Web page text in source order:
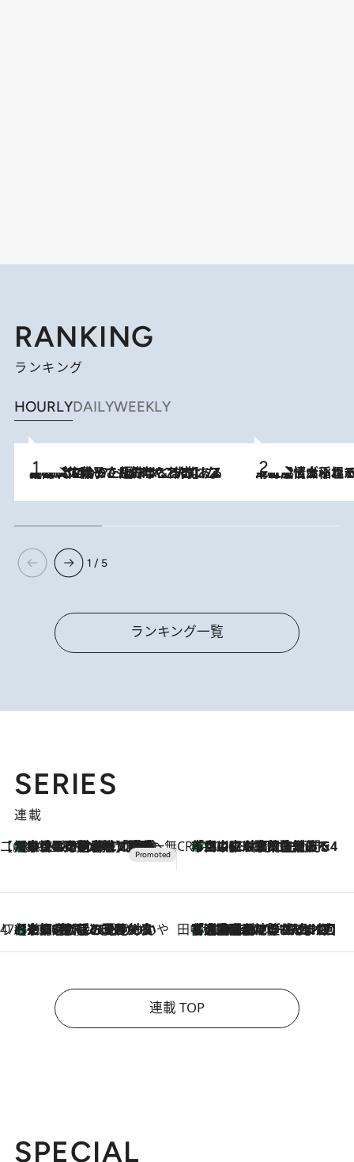
RANKING
ランキング
HOURLYDAILYWEEKLY
2026.8.5
【阿川佐和子さんの年とる力】なぜ70代で始めた趣味は“こんなに楽しい”のか？ ピアノ、俳句…スランプに陥っても続けられる“ある秘訣”とは 2026.8.5
下町風情あふれる台北屈指の人気エリア・大稲埕でセンスのいい台湾土産《ヴ
1 / 5
ランキング一覧
SERIES
連載
【CREA×星野リゾート】唯一無二。癒しと発見が待つ場所へ
2026.8.7
【トンボの足水浴】ヒノキの香りに包まれて涼感マックス！約13℃の湧水かけ流しを避暑地「星野温泉 トンボの湯」で体験 CREA'S CHOICE
2026.8.7
「立川にも歌舞伎があるんだよ」 片岡仁左衛門・市川中車ら豪華座組みで4年目の立川立飛歌舞伎へ
47都道府県の手みやげ ひんやりスイーツで夏を満喫
2026.8.7
【京都府】この夏絶対食べたい 冷やしておいしいおやつ3選 ひと口目から心を掴む新緑のテリーヌ 田中稲の勝手に再ブーム
2026.8.7
「湘南乃風に憧れて」観客大盛上がりの“タオル回し”に、ラッパー顔負けの高速歌唱まで…さだまさし（74）のアグレッシブすぎる現在地
連載 TOP
SPECIAL